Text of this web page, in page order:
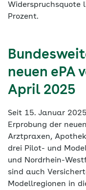
Widerspruchsquote
Prozent.
neuen ePA
April 2025
Seit 15. Januar
Erprobung der
Arztpraxen,
drei Pilot- und
und Nordrhein-
sind auch
Modellregionen in